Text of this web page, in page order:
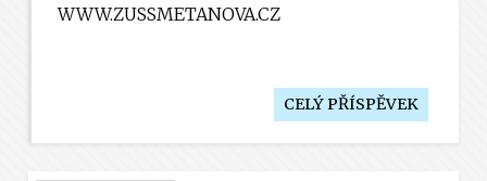
WWW.ZUSSMETANOVA.CZ
CELÝ PŘÍSPĚVEK